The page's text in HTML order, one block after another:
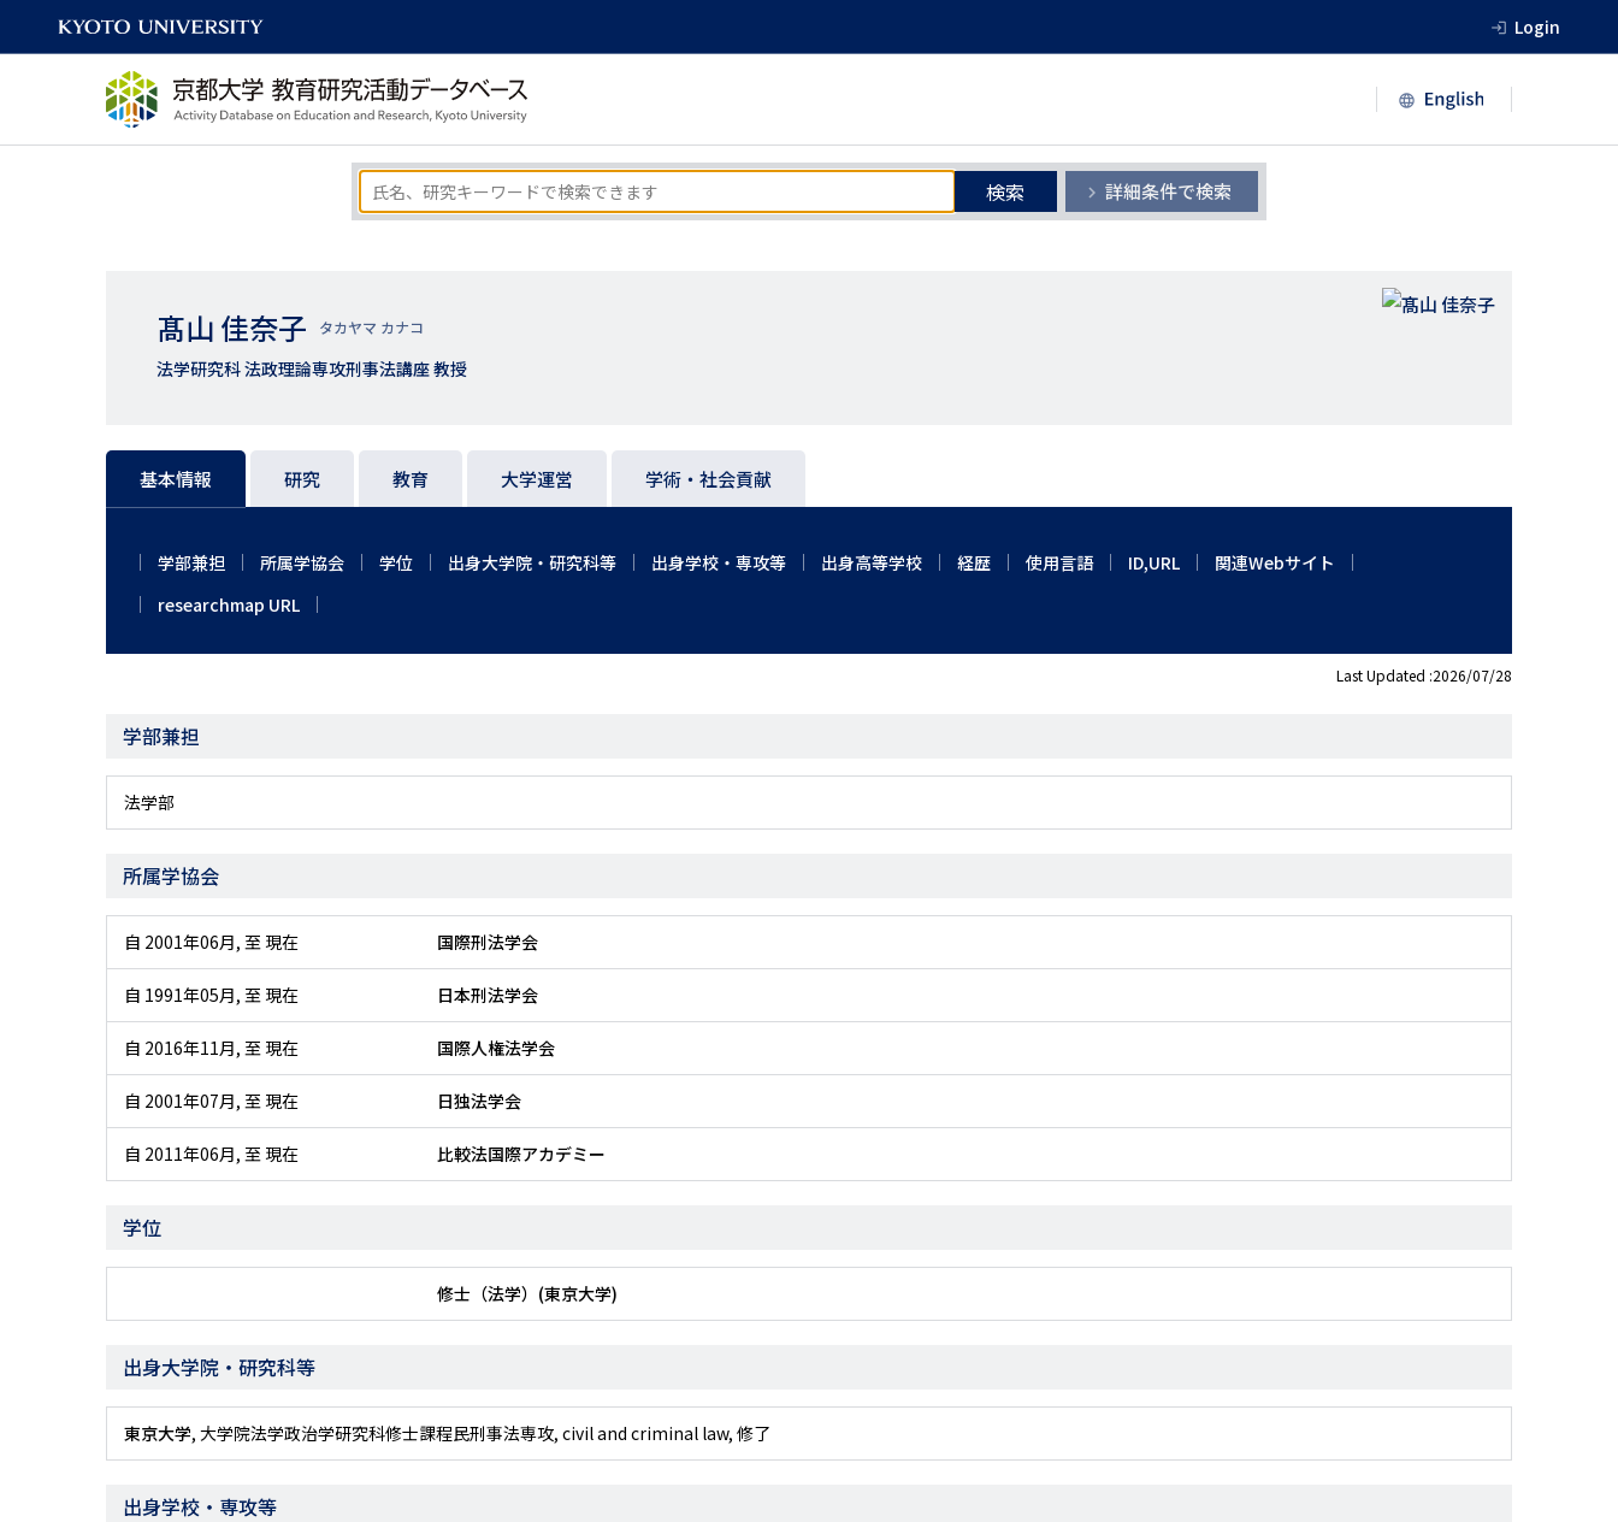
Login
検索 詳細条件で検索
髙山 佳奈子 タカヤマ カナコ
法学研究科 法政理論専攻刑事法講座 教授
基本情報 研究 教育 大学運営 学術・社会貢献
学部兼担 所属学協会 学位 出身大学院・研究科等 出身学校・専攻等 出身高等学校 経歴 使用言語 ID,URL
関連Webサイト
researchmap URL
Last Updated :2026/07/28
学部兼担
法学部
所属学協会
自 2001年06月, 至 現在 国際刑法学会
自 1991年05月, 至 現在 日本刑法学会
自 2016年11月, 至 現在 国際人権法学会
自 2001年07月, 至 現在 日独法学会
自 2011年06月, 至 現在 比較法国際アカデミー
学位
修士（法学）(東京大学)
出身大学院・研究科等
東京大学, 大学院法学政治学研究科修士課程民刑事法専攻, civil and criminal law, 修了
出身学校・専攻等